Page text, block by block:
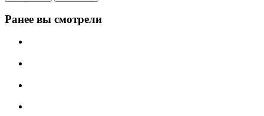
Ранее вы смотрели